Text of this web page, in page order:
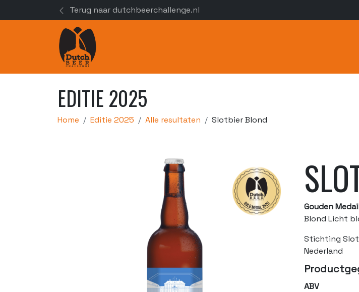
Terug naar dutchbeerchallenge.nl
EDITIE 2025
Home Editie 2025 Alle resultaten Slotbier Blond
Gouden
Blond Licht
Stichting
Nederland
ABV